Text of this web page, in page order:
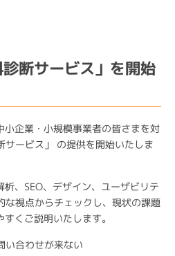
断サービス」を開始
小企業・小規模事業者の皆さまを対
サービス」 の提供を開始いたしま
、SEO、デザイン、ユーザビリテ
な視点からチェックし、現状の課題
くご説明いたします。
い合わせが来ない